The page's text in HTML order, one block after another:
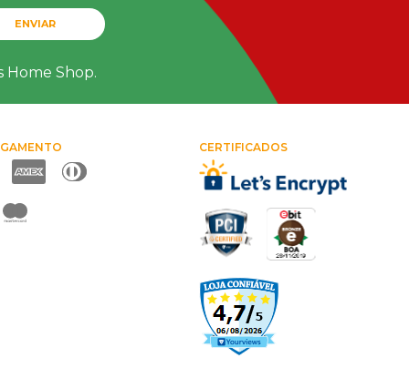
Home Shop.
ENVIAR
CERTIFICADOS